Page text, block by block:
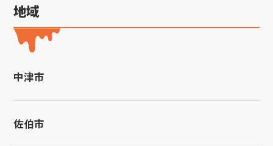
地域
中津市
佐伯市